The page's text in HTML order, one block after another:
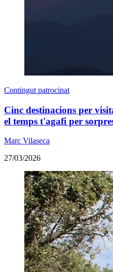
Contingut patrocinat
Cinc destinacions per
el temps t'agafi per
Marc Vilaseca
27/03/2026